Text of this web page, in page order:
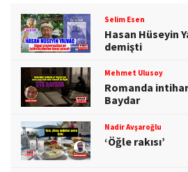
Selim Esen
Hasan Hüseyin
demişti
Mehmet Ulusoy
Romanda
Baydar
Nadir Avşaroğlu
‘Öğle rakısı’